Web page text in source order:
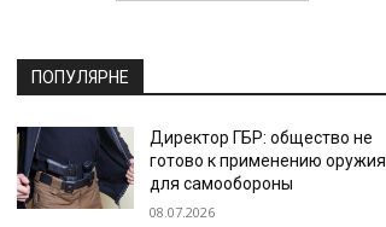
ПОПУЛЯРНЕ
Директор ГБР: общество не
готово к применению оружия
для самообороны
08.07.2026